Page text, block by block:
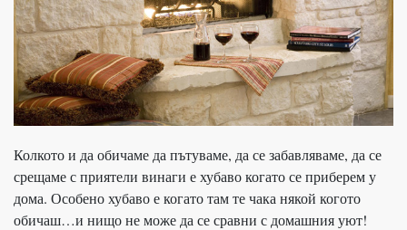
Колкото и да обичаме да пътуваме, да се забавляваме, да се
срещаме с приятели винаги е хубаво когато се приберем у
дома. Особено хубаво е когато там те чака някой когото
обичаш…и нищо не може да се сравни с домашния уют!